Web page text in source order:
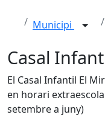
Municipi
Casal
El Casal Infantil El
en horari
setembre a juny)